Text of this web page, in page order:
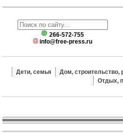
266-572-755
info@free-press.ru
Дети, семья Дом, строительство,
Отдых,